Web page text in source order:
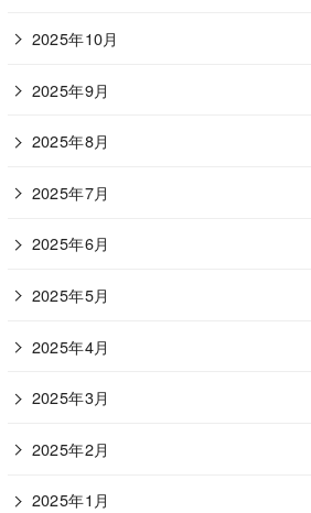
2025年10月
2025年9月
2025年8月
2025年7月
2025年6月
2025年5月
2025年4月
2025年3月
2025年2月
2025年1月